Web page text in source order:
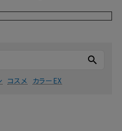
search
コスメ カラーEX